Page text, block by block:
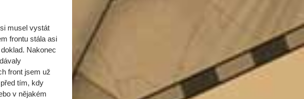
musel vystát
frontu stála asi
Nakonec
front jsem už
tím, kdy
v nějakém